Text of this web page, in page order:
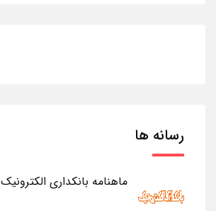
رسانه ها
ماهنامه بانکداری الکترونیک